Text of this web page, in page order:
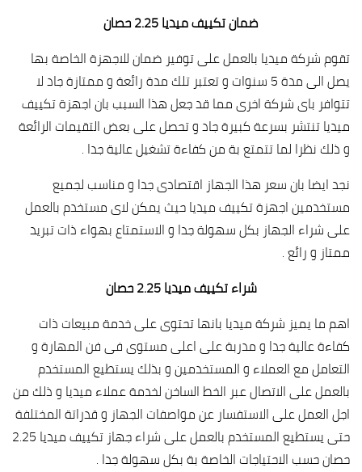
ضمان تكييف ميديا 2.25 حصان
تقوم شركة ميديا بالعمل على توفير ضمان للاجهزة الخاصة بها
يصل الى مدة 5 سنوات و تعتبر تلك مدة رائعة و ممتازة جاد لا
تتوافر باى شركة اخرى مما قد جعل هذا السبب بان اجهزة تكييف
ميديا تنتشر بسرعة كبيرة جاد و تحصل على بعض التقيمات الرائعة
و ذلك نظرا لما تتمتع بة من كفاءة تشغيل عالية جدا .
نجد ايضا بان سعر هذا الجهاز اقتصادى جدا و مناسب لجميع
مستخدمين اجهزة تكييف ميديا حيث يمكن لاى مستخدم بالعمل
على شراء الجهاز بكل سهولة جدا و الاستمتاع بهواء ذات تبريد
ممتاز و رائع .
شراء تكييف ميديا 2.25 حصان
اهم ما يميز شركة ميديا بانها تحتوى على خدمة مبيعات ذات
كفاءة عالية جدا و مدربة على اعلى مستوى فى فن المهارة و
التعامل مع العملاء و المستخدمين و بذلك يستطيع المستخدم
بالعمل على الاتصال عبر الخط الساخن لخدمة عملاء ميديا و ذلك من
اجل العمل على الاستفسار عن مواصفات الجهاز و قدراتة المختلفة
حتى يستطيع المستخدم بالعمل على شراء جهاز تكييف ميديا 2.25
حصان حسب الاحتياجات الخاصة بة بكل سهولة جدا .